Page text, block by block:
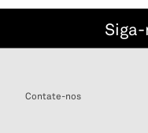
Contate-nos